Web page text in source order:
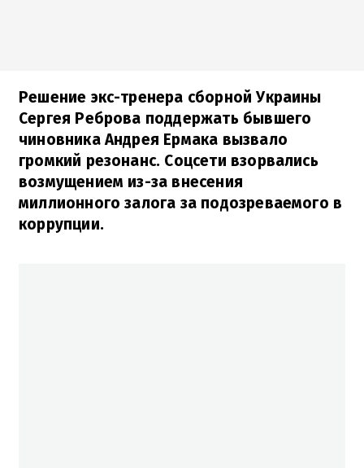
Решение экс-тренера сборной Украины
Сергея Реброва поддержать бывшего
чиновника Андрея Ермака вызвало
громкий резонанс. Соцсети взорвались
возмущением из-за внесения
миллионного залога за подозреваемого в
коррупции.